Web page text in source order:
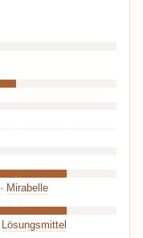
· Mirabelle
Lösungsmittel